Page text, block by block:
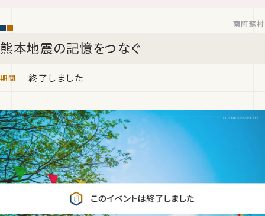
熊本地震の記憶をつなぐ
南阿蘇村
終了しました